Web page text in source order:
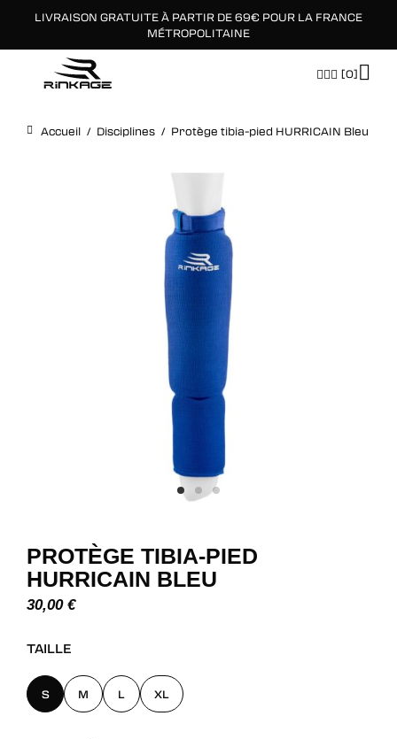
LIVRAISON GRATUITE À PARTIR DE 69€ POUR LA FRANCE
MÉTROPOLITAINE
[0]
Accueil / Disciplines / Protège tibia-pied HURRICAIN Bleu
PROTÈGE TIBIA-PIED
HURRICAIN BLEU
30,00 €
TAILLE
S M L XL